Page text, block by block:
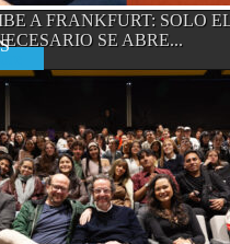
A FRANKFURT: SOLO
SE ABRE...